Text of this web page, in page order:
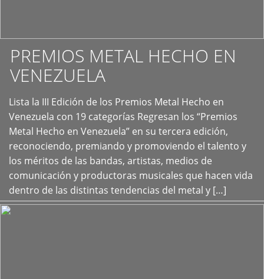
PREMIOS METAL HECHO EN
VENEZUELA
Lista la III Edición de los Premios Metal Hecho en
Venezuela con 19 categorías Regresan los “Premios
Metal Hecho en Venezuela” en su tercera edición,
reconociendo, premiando y promoviendo el talento y
los méritos de las bandas, artistas, medios de
comunicación y productoras musicales que hacen vida
dentro de las distintas tendencias del metal y […]
+